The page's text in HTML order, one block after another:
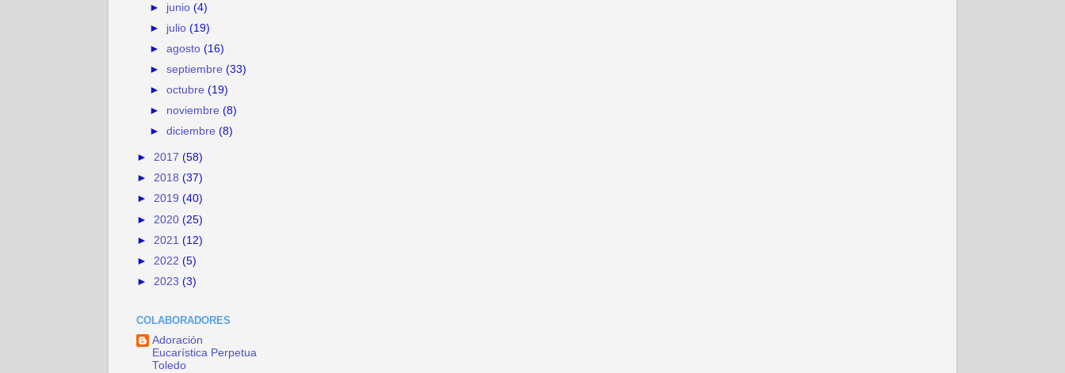
► junio(4)
► julio(19)
►agosto(16)
►septiembre(33)
►octubre(19)
► noviembre(8)
►diciembre(8)
► 2017 (58)
► 2018 (37)
► 2019 (40)
► 2020 (25)
► 2021 (12)
► 2022 (5)
► 2023 (3)
COLABORADORES
Adoración
Eucarística Perpetua
Toledo